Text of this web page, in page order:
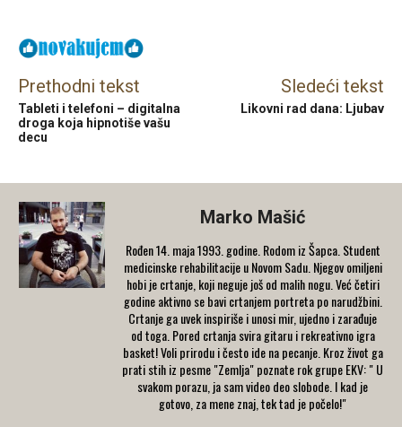
Prethodni tekst
Tableti i telefoni – digitalna
droga koja hipnotiše vašu
decu
Sledeći tekst
Likovni rad dana: Ljubav
Marko Mašić
Rođen 14. maja 1993. godine. Rodom iz Šapca. Student
medicinske rehabilitacije u Novom Sadu. Njegov omiljeni
hobi je crtanje, koji neguje još od malih nogu. Već četiri
godine aktivno se bavi crtanjem portreta po narudžbini.
Crtanje ga uvek inspiriše i unosi mir, ujedno i zarađuje
od toga. Pored crtanja svira gitaru i rekreativno igra
basket! Voli prirodu i često ide na pecanje. Kroz život ga
prati stih iz pesme "Zemlja" poznate rok grupe EKV: " U
svakom porazu, ja sam video deo slobode. I kad je
gotovo, za mene znaj, tek tad je počelo!"